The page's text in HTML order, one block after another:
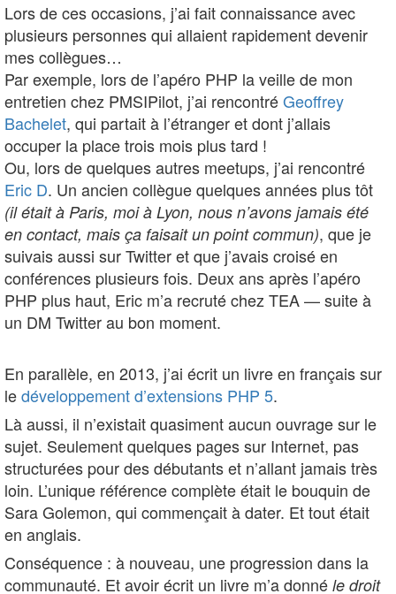
Lors de ces occasions, j’ai fait connaissance avec
plusieurs personnes qui allaient rapidement devenir
mes collègues…
Par exemple, lors de l’apéro PHP la veille de mon
entretien chez PMSIPilot, j’ai rencontréGeoffrey
Bachelet, qui partait à l’étranger et dont j’allais
occuper la place trois mois plus tard !
Ou, lors de quelques autres meetups, j’ai rencontré
Eric D. Un ancien collègue quelques années plus tôt
(il était à Paris, moi à Lyon, nous n’avons jamais été
en contact, mais ça faisait un point commun), que je
suivais aussi sur Twitter et que j’avais croisé en
conférences plusieurs fois. Deux ans après l’apéro
PHP plus haut, Eric m’a recruté chez TEA — suite à
un DM Twitter au bon moment.
En parallèle, en 2013, j’ai écrit un livre en français sur
ledéveloppement d’extensions PHP 5.
Là aussi, il n’existait quasiment aucun ouvrage sur le
sujet. Seulement quelques pages sur Internet, pas
structurées pour des débutants et n’allant jamais très
loin. L’unique référence complète était le bouquin de
Sara Golemon, qui commençait à dater. Et tout était
en anglais.
Conséquence : à nouveau, une progression dans la
communauté. Et avoir écrit un livre m’a donné le droit